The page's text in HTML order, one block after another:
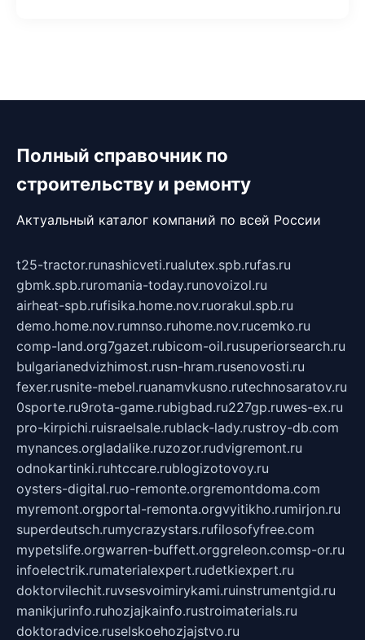
Полный справочник по
строительству и ремонту
Актуальный каталог компаний по всей России
t25-tractor.runashicveti.rualutex.spb.rufas.ru
gbmk.spb.ruromania-today.runovoizol.ru
airheat-spb.rufisika.home.nov.ruorakul.spb.ru
demo.home.nov.rumnso.ruhome.nov.rucemko.ru
comp-land.org7gazet.rubicom-oil.rusuperiorsearch.ru
bulgarianedvizhimost.rusn-hram.rusenovosti.ru
fexer.rusnite-mebel.ruanamvkusno.rutechnosaratov.ru
0sporte.ru9rota-game.rubigbad.ru227gp.ruwes-ex.ru
pro-kirpichi.ruisraelsale.rublack-lady.rustroy-db.com
mynances.orgladalike.ruzozor.rudvigremont.ru
odnokartinki.ruhtccare.rublogizotovoy.ru
oysters-digital.ruo-remonte.orgremontdoma.com
myremont.orgportal-remonta.orgvyitikho.rumirjon.ru
superdeutsch.rumycrazystars.rufilosofyfree.com
mypetslife.orgwarren-buffett.orggreleon.comsp-or.ru
infoelectrik.rumaterialexpert.rudetkiexpert.ru
doktorvilechit.ruvsesvoimirykami.ruinstrumentgid.ru
manikjurinfo.ruhozjajkainfo.rustroimaterials.ru
doktoradvice.ruselskoehozjajstvo.ru